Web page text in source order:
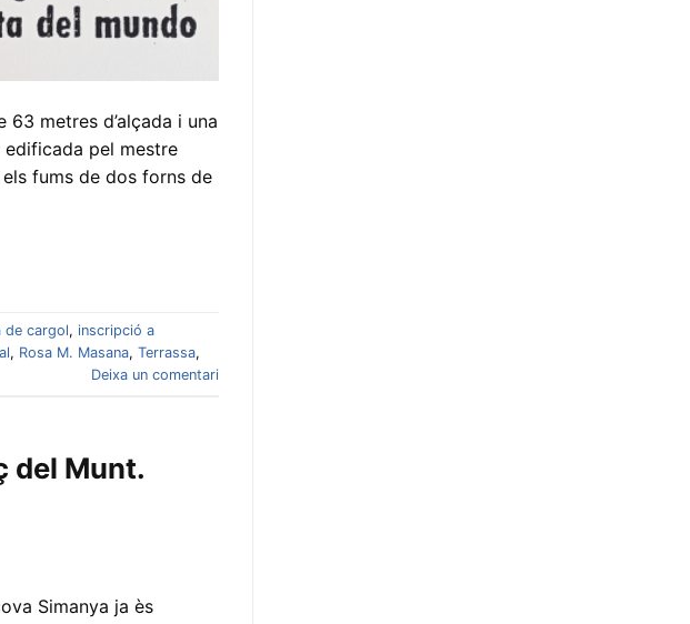
metres d’alçada i una
edificada pel mestre
fums de dos forns de
de cargol, inscripció a
, Rosa M. Masana, Terrassa,
Deixa un comentari
del Munt.
Simanya ja ès